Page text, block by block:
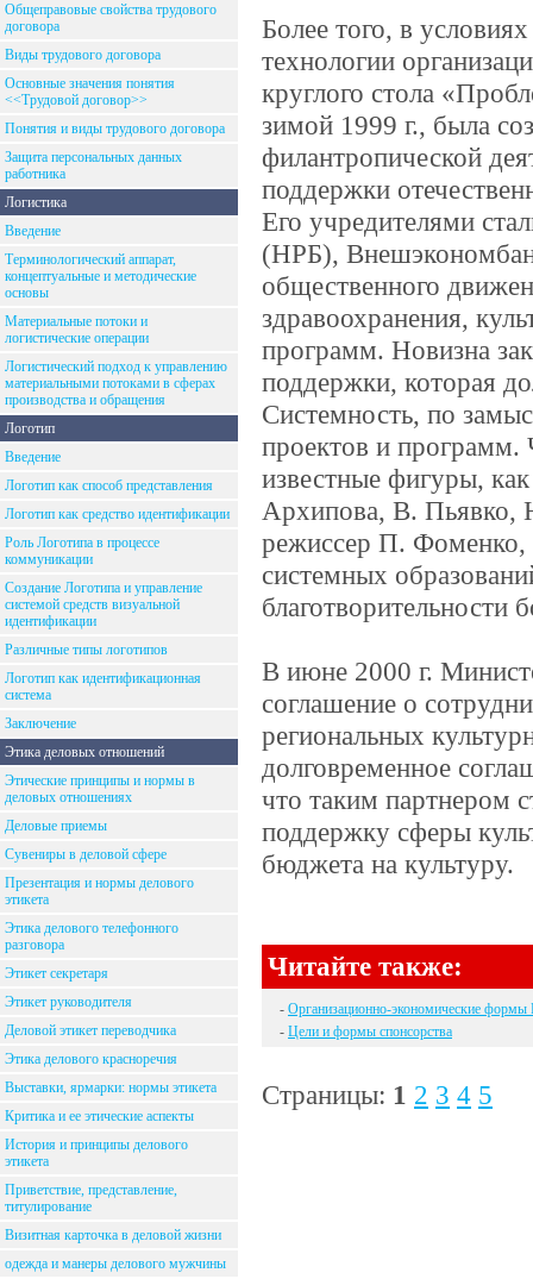
Общеправовые свойства трудового
договора
Виды трудового договора
Основные значения понятия
<<Трудовой договор>>
Понятия и виды трудового договора
Защита персональных данных
работника
Логистика
Введение
Терминологический аппарат,
концептуальные и методические
основы
Материальные потоки и
логистические операции
Логистический подход к управлению
материальными потоками в сферах
производства и обращения
Логотип
Введение
Логотип как способ представления
Логотип как средство идентификации
Роль Логотипа в процессе
коммуникации
Создание Логотипа и управление
системой средств визуальной
идентификации
Различные типы логотипов
Логотип как идентификационная
система
Заключение
Этика деловых отношений
Этические принципы и нормы в
деловых отношениях
Деловые приемы
Сувениры в деловой сфере
Презентация и нормы делового
этикета
Этика делового телефонного
разговора
Этикет секретаря
Этикет руководителя
Деловой этикет переводчика
Этика делового красноречия
Выставки, ярмарки: нормы этикета
Критика и ее этические аспекты
История и принципы делового
этикета
Приветствие, представление,
титулирование
Визитная карточка в деловой жизни
одежда и манеры делового мужчины
Более того, в
технологии
круглого стола
зимой 1999 г., была
филантропической
поддержки
Его учредителями
(НРБ),
общественного
здравоохранения,
программ. Новизна
поддержки, которая
Системность, по
проектов и программ.
известные фигуры,
Архипова, В. Пьявко,
режиссер П. Фоменко,
системных
благотворительности
В июне 2000 г.
соглашение о
региональных
долговременное
что таким партнером
поддержку сферы
бюджета на культуру.
Читайте также:
- Организационно-экономические формы
- Цели и формы спонсорства
Страницы: 1 2 3 4 5